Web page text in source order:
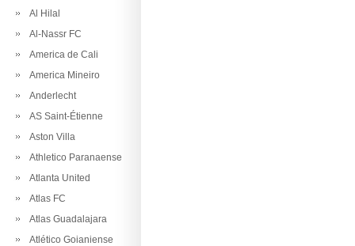
Al Hilal
Al-Nassr FC
America de Cali
America Mineiro
Anderlecht
AS Saint-Étienne
Aston Villa
Athletico Paranaense
Atlanta United
Atlas FC
Atlas Guadalajara
Atlético Goianiense